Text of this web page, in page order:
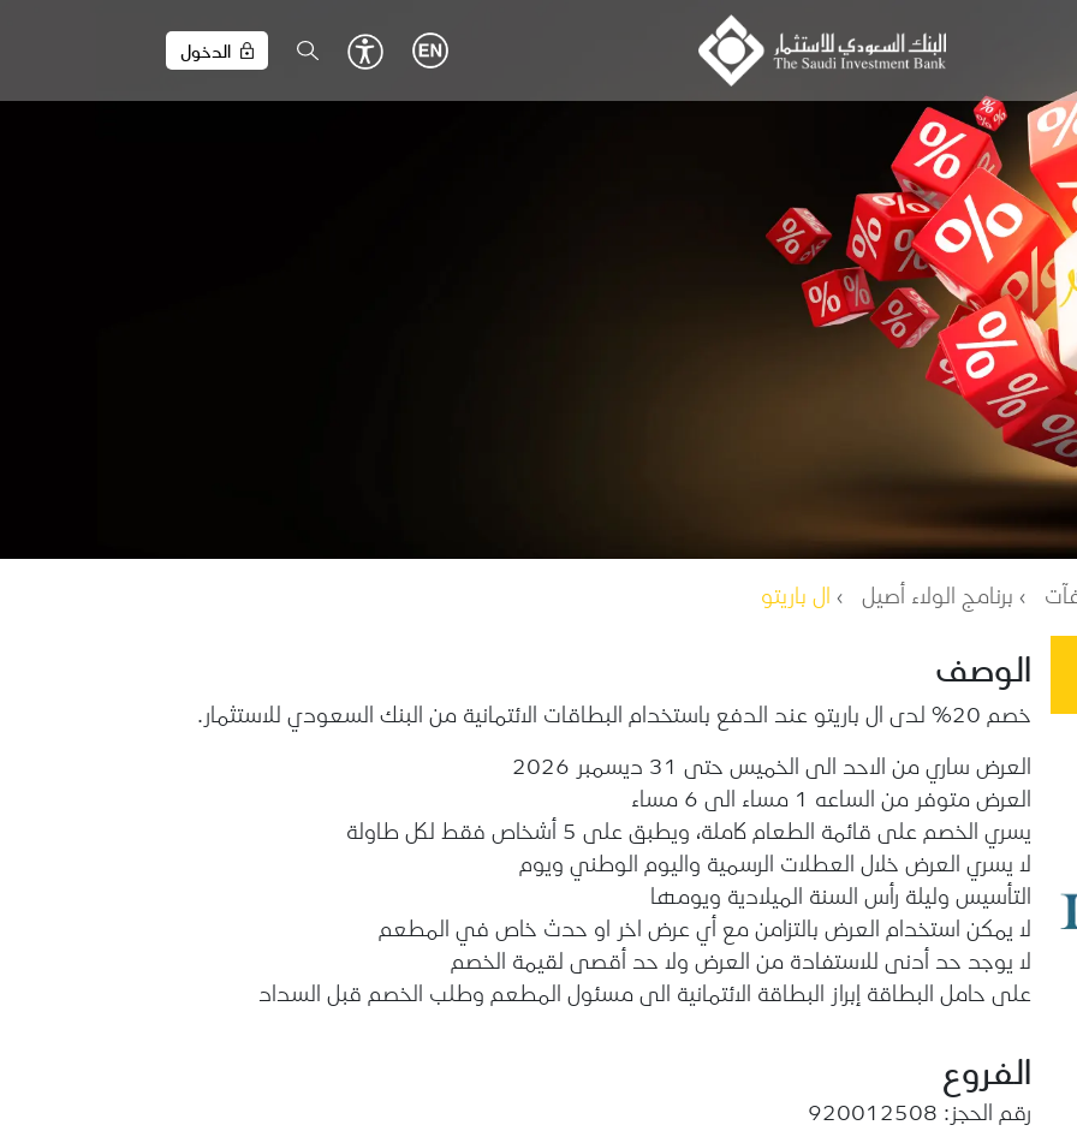
الدخول
برنامج الولاء أصيل ال باريتو
الوصف
خصم 20% لدى ال باريتو عند الدفع باستخدام البطاقات الائتمانية من البنك السعودي للاستثمار.
العرض ساري من الاحد الى الخميس حتى 31 ديسمبر 2026
العرض متوفر من الساعه 1 مساء الى 6 مساء
يسري الخصم على قائمة الطعام كاملة، ويطبق على 5 أشخاص فقط لكل طاولة
لا يسري العرض خلال العطلات الرسمية واليوم الوطني ويوم
التأسيس وليلة رأس السنة الميلادية ويومها
لا يمكن استخدام العرض بالتزامن مع أي عرض اخر او حدث خاص في المطعم
لا يوجد حد أدنى للاستفادة من العرض ولا حد أقصى لقيمة الخصم
على حامل البطاقة إبراز البطاقة الائتمانية الى مسئول المطعم وطلب الخصم قبل السداد
الفروع
رقم الحجز: 920012508